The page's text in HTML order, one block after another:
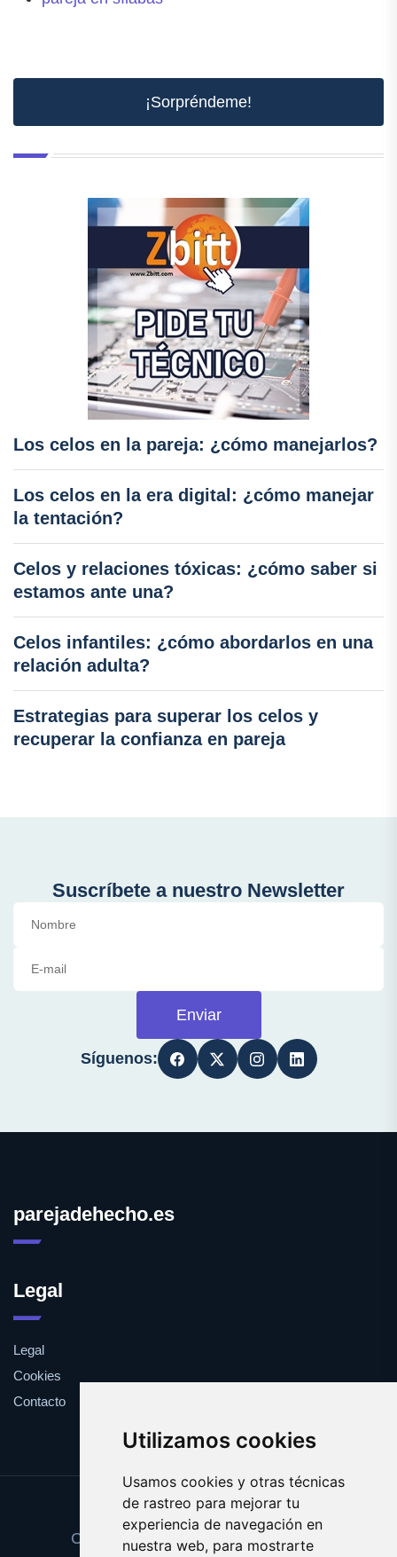
Utilizamos cookies
Usamos cookies y otras técnicas
de rastreo para mejorar tu
experiencia de navegación en
nuestra web, para mostrarte
¡Sorpréndeme!
Los celos en la pareja: ¿cómo manejarlos?
Los celos en la era digital: ¿cómo manejar
la tentación?
Celos y relaciones tóxicas: ¿cómo saber si
estamos ante una?
Celos infantiles: ¿cómo abordarlos en una
relación adulta?
Estrategias para superar los celos y
recuperar la confianza en pareja
Suscríbete a nuestro Newsletter
Enviar
Síguenos:
parejadehecho.es
Legal
Legal
Cookies
Contacto
Update cookies preferences
Copyright © 2025 parejadehecho.es